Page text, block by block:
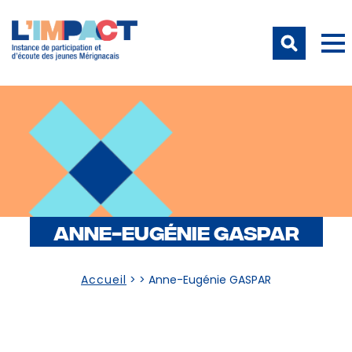
ANNE-EUGÉNIE GASPAR
Accueil > > Anne-Eugénie GASPAR